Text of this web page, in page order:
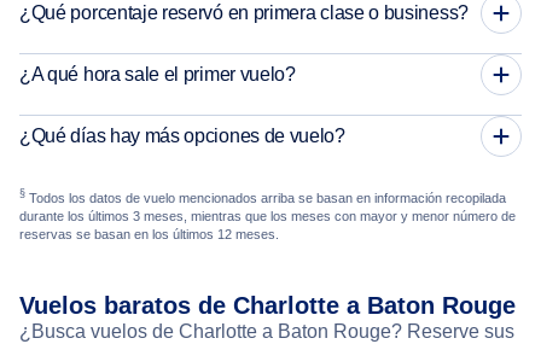
¿Qué porcentaje reservó en primera clase o business?
¿A qué hora sale el primer vuelo?
¿Qué días hay más opciones de vuelo?
§ Todos los datos de vuelo mencionados arriba se basan en información recopilada
durante los últimos 3 meses, mientras que los meses con mayor y menor número de
reservas se basan en los últimos 12 meses.
Vuelos baratos de Charlotte a Baton Rouge
¿Busca vuelos de Charlotte a Baton Rouge? Reserve sus